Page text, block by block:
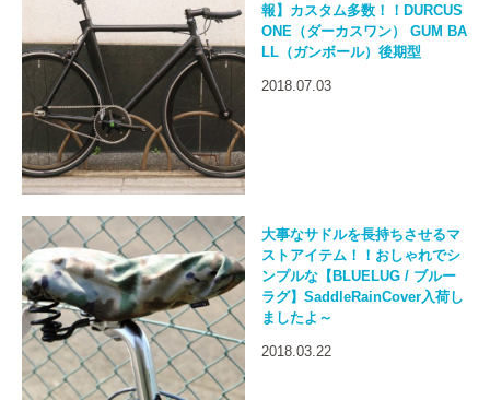
報】カスタム多数！！DURCUS
ONE（ダーカスワン） GUM BA
LL（ガンボール）後期型
2018.07.03
大事なサドルを長持ちさせるマ
ストアイテム！！おしゃれでシ
ンプルな【BLUELUG / ブルー
ラグ】SaddleRainCover入荷し
ましたよ～
2018.03.22